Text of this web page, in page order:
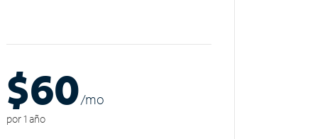
$60/mo
por 1 año